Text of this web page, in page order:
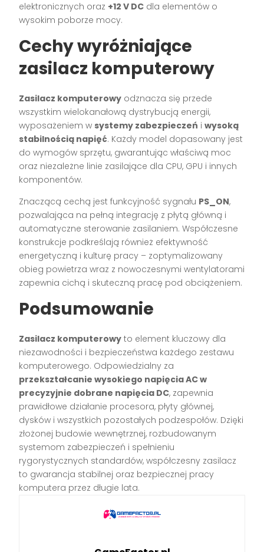
elektronicznych oraz +12 V DC dla elementów o
wysokim poborze mocy.
Cechy wyróżniające
zasilacz komputerowy
Zasilacz komputerowy odznacza się przede
wszystkim wielokanałową dystrybucją energii,
wyposażeniem w systemy zabezpieczeń iwysoką
stabilnością napięć. Każdy model dopasowany jest
do wymogów sprzętu, gwarantując właściwą moc
oraz niezależne linie zasilające dla CPU, GPU i innych
komponentów.
Znaczącą cechą jest funkcyjność sygnału PS_ON,
pozwalająca na pełną integrację z płytą główną i
automatyczne sterowanie zasilaniem. Współczesne
konstrukcje podkreślają również efektywność
energetyczną i kulturę pracy – zoptymalizowany
obieg powietrza wraz z nowoczesnymi wentylatorami
zapewnia cichą i skuteczną pracę pod obciążeniem.
Podsumowanie
Zasilacz komputerowy to element kluczowy dla
niezawodności i bezpieczeństwa każdego zestawu
komputerowego. Odpowiedzialny za
przekształcanie wysokiego napięcia AC w
precyzyjnie dobrane napięcia DC, zapewnia
prawidłowe działanie procesora, płyty głównej,
dysków i wszystkich pozostałych podzespołów. Dzięki
złożonej budowie wewnętrznej, rozbudowanym
systemom zabezpieczeń i spełnieniu
rygorystycznych standardów, współczesny zasilacz
to gwarancja stabilnej oraz bezpiecznej pracy
komputera przez długie lata.